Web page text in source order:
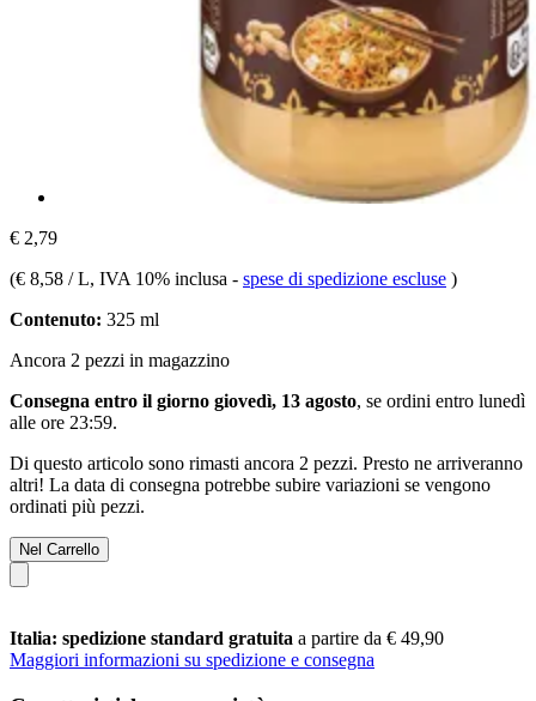
€ 2,79
(€ 8,58 / L, IVA 10% inclusa - spese di spedizione escluse )
Contenuto: 325 ml
Ancora 2 pezzi in magazzino
Consegna entro il giorno giovedì, 13 agosto, se ordini entro lunedì
alle ore 23:59.
Di questo articolo sono rimasti ancora 2 pezzi. Presto ne arriveranno
altri! La data di consegna potrebbe subire variazioni se vengono
ordinati più pezzi.
Nel Carrello
Italia: spedizione standard gratuita a partire da € 49,90
Maggiori informazioni su spedizione e consegna